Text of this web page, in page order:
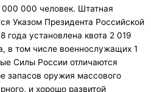
000 000 человек. Штатная
Указом Президента Российской
года установлена квота 2 019
в том числе военнослужащих 1
Силы России отличаются
запасов оружия массового
и хорошо развитой